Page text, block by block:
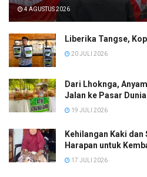
4 AGUSTUS 2026
Liberika Tangse,
20 JULI 2026
Dari Lhoknga,
Jalan ke Pasar Dunia
19 JULI 2026
Kehilangan Kaki
Harapan untuk
17 JULI 2026